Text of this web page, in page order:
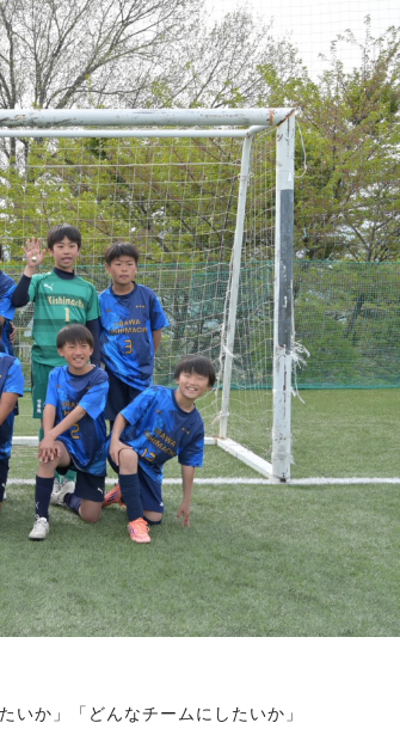
いか」「どんなチームにしたいか」